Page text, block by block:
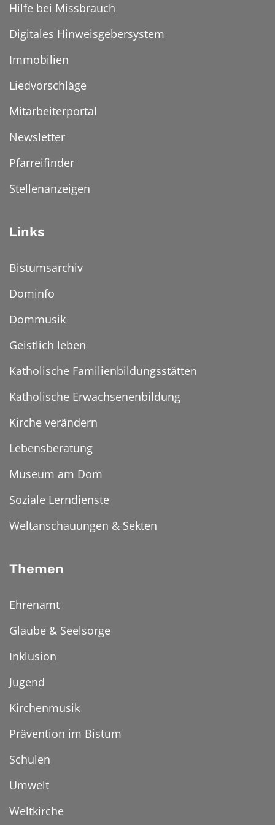
Hilfe bei Missbrauch
Digitales Hinweisgebersystem
Immobilien
Liedvorschläge
Mitarbeiterportal
Newsletter
Pfarreifinder
Stellenanzeigen
Links
Bistumsarchiv
Dominfo
Dommusik
Geistlich leben
Katholische Familienbildungsstätten
Katholische Erwachsenenbildung
Kirche verändern
Lebensberatung
Museum am Dom
Soziale Lerndienste
Weltanschauungen & Sekten
Themen
Ehrenamt
Glaube & Seelsorge
Inklusion
Jugend
Kirchenmusik
Prävention im Bistum
Schulen
Umwelt
Weltkirche